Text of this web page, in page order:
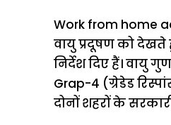
Work from home
वायु प्रदूषण को देखते
निर्देश दिए हैं। वायु
Grap-4 (ग्रेडेड
दोनों शहरों के